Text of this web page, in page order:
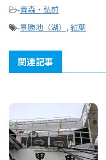
-青森・弘前
-景勝地（湖） , 紅葉
関連記事